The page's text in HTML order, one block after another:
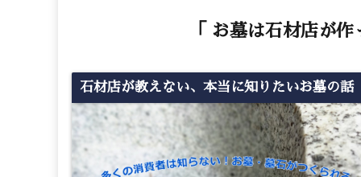
「 お墓は石材店が
石材店が教えない、本当に知りたいお墓の話